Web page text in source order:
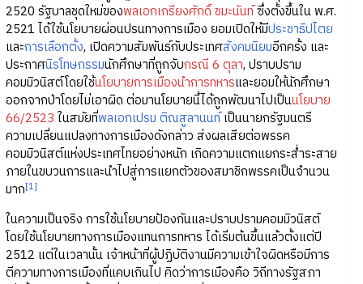
2520 รัฐบาลชุดใหม่ของพลเอกเกรียงศักดิ์ ชมะนันท์ซึ่งตั้งขึ้นใน พ.ศ.
2521 ได้ใช้นโยบายผ่อนปรนทางการเมือง ยอมเปิดให้มีประชาธิปไตย
และการเลือกตั้ง, เปิดความสัมพันธ์กับประเทศสังคมนิยมอีกครั้ง และ
ประกาศนิรโทษกรรมนักศึกษาที่ถูกจับกรณี 6 ตุลา, ปราบปราม
คอมมิวนิสต์โดยใช้นโยบายการเมืองนำการทหารและยอมให้นักศึกษา
ออกจากป่าโดยไม่เอาผิด ต่อมานโยบายนี้ได้ถูกพัฒนาไปเป็นนโยบาย
66/2523 ในสมัยที่พลเอกเปรม ติณสูลานนท์เป็นนายกรัฐมนตรี
ความเปลี่ยนแปลงทางการเมืองดังกล่าว ส่งผลเสียต่อพรรค
คอมมิวนิสต์แห่งประเทศไทยอย่างหนัก เกิดความแตกแยกระส่ำระสาย
ภายในขบวนการและนำไปสู่การแยกตัวของสมาชิกพรรคเป็นจำนวน
มาก[1]
ในความเป็นจริง การใช้นโยบายป้องกันและปราบปรามคอมมิวนิสต์
โดยใช้นโยบายทางการเมืองแทนการทหาร ได้เริ่มต้นขึ้นแล้วตั้งแต่ปี
2512 แต่ในเวลานั้น เจ้าหน้าที่ผู้ปฏิบัติงานมีความเข้าใจผิดหรือมีการ
ตีความทางการเมืองที่แคบเกินไป คิดว่าการเมืองคือ วิถีทางรัฐสภา